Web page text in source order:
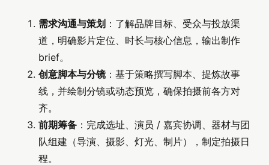
需求沟通与策划 ：了解品牌目标、受众与投放渠
道，明确影片定位、时长与核心信息，输出制作
brief。
创意脚本与分镜 ：基于策略撰写脚本、提炼故事
线，并绘制分镜或动态预览，确保拍摄前各方对
齐。
前期筹备 ：完成选址、演员 / 嘉宾协调、器材与团
队组建（导演、摄影、灯光、制片），制定拍摄日
程。